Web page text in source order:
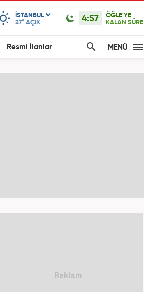
ISTANBUL
27° AÇIK 4:57
ÖĞLE'YE
KALAN SÜRE
Resmi İlanlar MENÜ